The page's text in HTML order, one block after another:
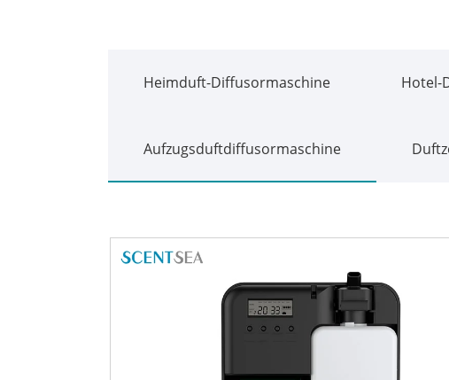
Heimduft-Diffusormaschine Hotel-
Aufzugsduftdiffusormaschine